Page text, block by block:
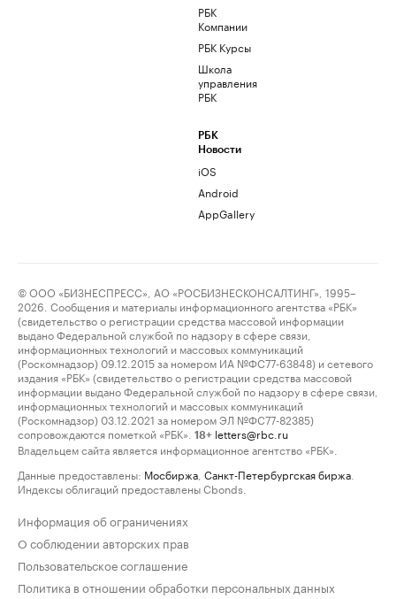
РБК
Компании
РБК Курсы
Школа
управления
РБК
РБК
Новости
iOS
Android
AppGallery
© ООО «БИЗНЕСПРЕСС», АО «РОСБИЗНЕСКОНСАЛТИНГ», 1995–
2026. Сообщения и материалы информационного агентства «РБК»
(свидетельство о регистрации средства массовой информации
выдано Федеральной службой по надзору в сфере связи,
информационных технологий и массовых коммуникаций
(Роскомнадзор) 09.12.2015 за номером ИА №ФС77-63848) и сетевого
издания «РБК» (свидетельство о регистрации средства массовой
информации выдано Федеральной службой по надзору в сфере связи,
информационных технологий и массовых коммуникаций
(Роскомнадзор) 03.12.2021 за номером ЭЛ №ФС77-82385)
сопровождаются пометкой «РБК».
18+ letters@rbc.ru
Владельцем сайта является информационное агентство «РБК».
Данные предоставлены: Мосбиржа Санкт-Петербургская биржа
Индексы облигаций предоставлены Cbonds.
Информация об ограничениях
О соблюдении авторских прав
Пользовательское соглашение
Политика в отношении обработки персональных данных